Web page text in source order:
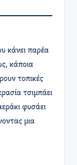
κάνει παρέα
κάποια
τοπικές
τσιμπάει
φυσάει
μια